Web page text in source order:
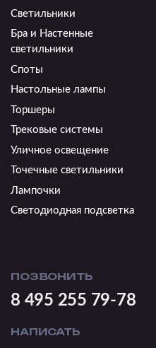
Светильники
Бра и Настенные
светильники
Споты
Настольные лампы
Торшеры
Трековые системы
Уличное освещение
Точечные светильники
Лампочки
Светодиодная подсветка
ПОЗВОНИТЬ
8 495 255 79-78
НАПИСАТЬ